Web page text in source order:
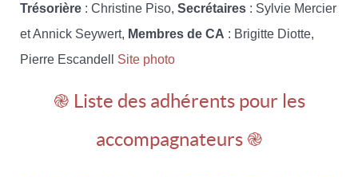
Trésorière : Christine Piso, Secrétaires : Sylvie Mercier
et Annick Seywert, Membres de CA : Brigitte Diotte,
Pierre Escandell Site photo
֎ Liste des adhérents pour les
accompagnateurs ֎